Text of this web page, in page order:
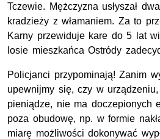
Tczewie. Mężczyzna usłyszał
kradzieży z włamaniem. Za to
Karny przewiduje kare do 5 lat
losie mieszkańca Ostródy
Policjanci przypominają! Zanim
upewnijmy się, czy w
pieniądze, nie ma doczepionych
poza obudowę, np. w formie
miarę możliwości dokonywać